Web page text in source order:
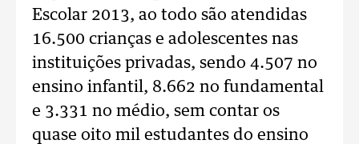
Escolar 2013, ao todo são atendidas
16.500 crianças e adolescentes nas
instituições privadas, sendo 4.507 no
ensino infantil, 8.662 no fundamental
e 3.331 no médio, sem contar os
quase oito mil estudantes do ensino